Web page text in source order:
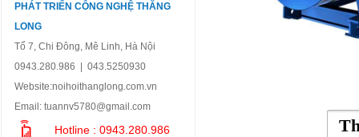
PHÁT TRIỂN CÔNG NGHỆ THĂNG
LONG
Tổ 7, Chi Đông, Mê Linh, Hà Nội
0943.280.986 | 043.5250930
Website:noihoithanglong.com.vn
Email: tuannv5780@gmail.com
Hotline : 0943.280.986